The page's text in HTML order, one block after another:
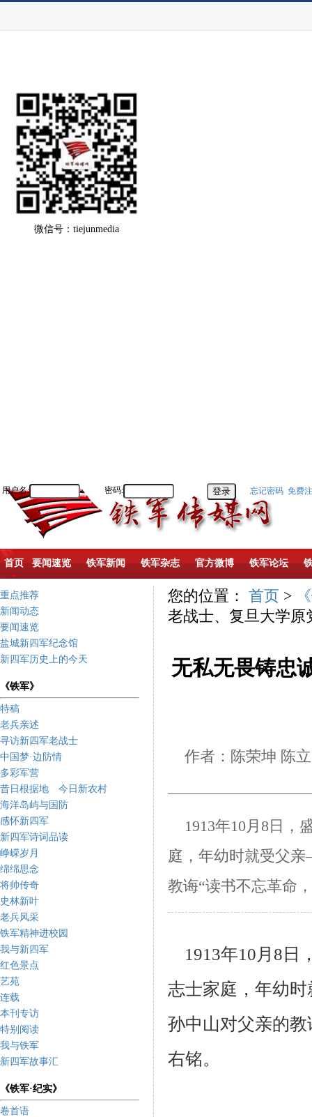
微信号：tiejunmedia
用户名: 密码: 忘记密码 免费
首页 要闻速览 铁军新闻 铁军杂志 官方微博 铁军论坛
重点推荐
新闻动态
要闻速览
盐城新四军纪念馆
新四军历史上的今天
《铁军》
特稿
老兵亲述
寻访新四军老战士
中国梦·边防情
多彩军营
昔日根据地 今日新农村
海洋岛屿与国防
感怀新四军
新四军诗词品读
峥嵘岁月
绵绵思念
将帅传奇
史林新叶
老兵风采
铁军精神进校园
我与新四军
红色景点
艺苑
连载
本刊专访
特别阅读
我与铁军
新四军故事汇
《铁军·纪实》
卷首语
您的位置： 首页 >
老战士、复旦大学原
无私无畏铸忠
作者：陈荣坤 陈
1913年10月8日，
庭，年幼时就受父
教诲“读书不忘革命
1913年10月8日
志士家庭，年幼
孙中山对父亲的教
右铭。